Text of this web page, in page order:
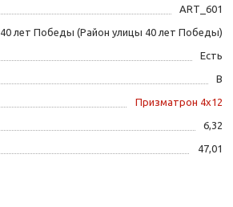
ART_601
40 лет Победы (Район улицы 40 лет Победы)
Есть
B
Призматрон 4х12
6,32
47,01